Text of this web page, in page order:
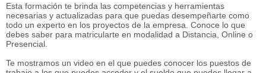
Esta formación te brinda las competencias y herramientas
necesarias y actualizadas para que puedas desempeñarte como
todo un experto en los proyectos de la empresa. Conoce lo que
debes saber para matricularte en modalidad a Distancia, Online o
Presencial.
Te mostramos un video en el que puedes conocer los puestos de